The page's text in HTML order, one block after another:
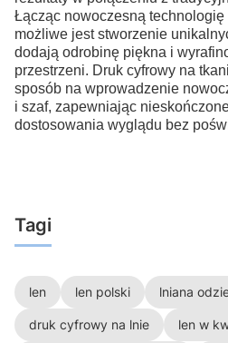
Łącząc nowoczesną
możliwe jest stworzenie
dodają odrobinę piękna i
przestrzeni. Druk cyfrowy na
sposób na wprowadzenie
i szaf, zapewniając
dostosowania wyglądu bez
Tagi
len len polski lniana
druk cyfrowy na lnie len w